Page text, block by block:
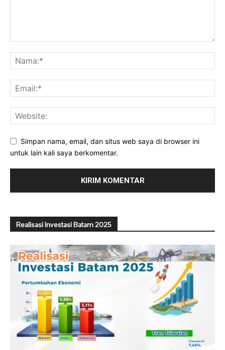
Simpan nama, email, dan situs web saya di browser ini
untuk lain kali saya berkomentar.
Realisasi Investasi Batam 2025